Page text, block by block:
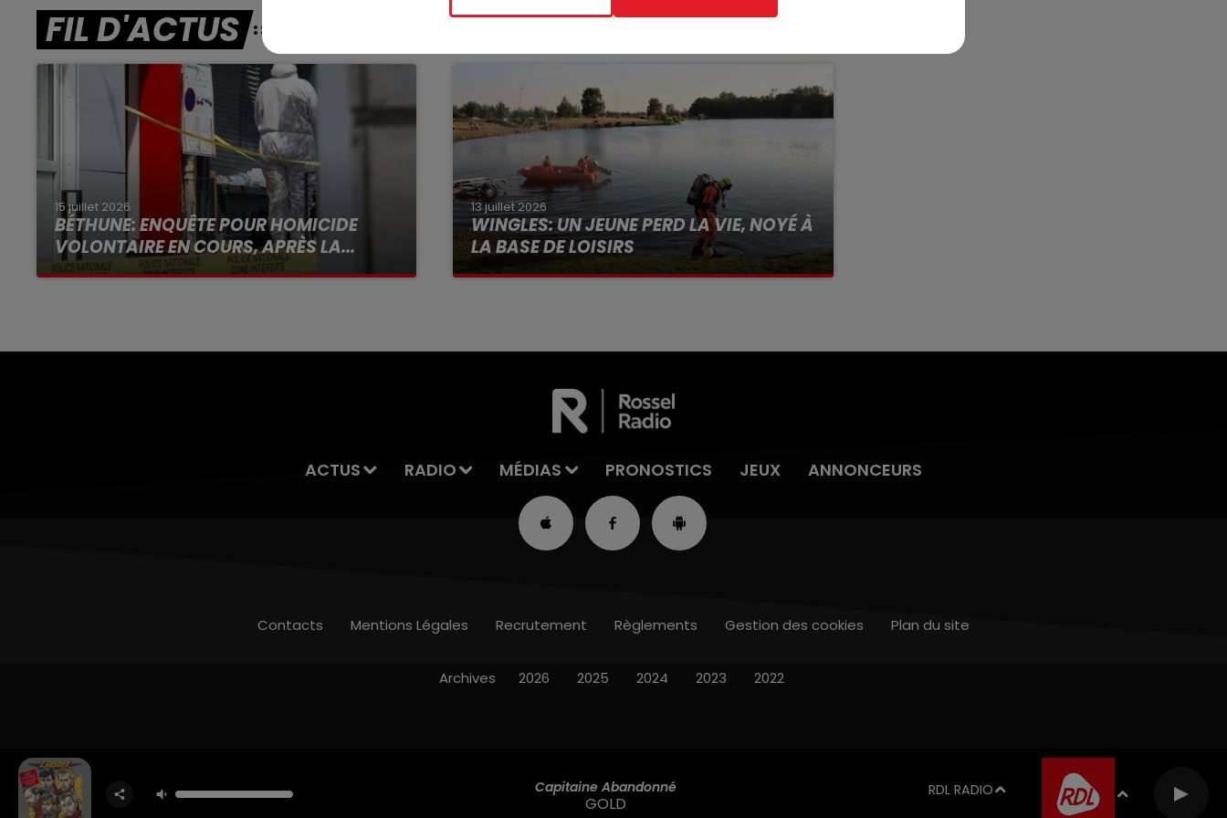
FIL D'ACTUS
15 juillet 2026
BÉTHUNE: ENQUÊTE POUR HOMICIDE
VOLONTAIRE EN COURS, APRÈS LA...
Selon les premiers éléments, le logement
13 juillet 2026
WINGLES: UN JEUNE PERD LA VIE, NOYÉ À
LA BASE DE LOISIRS
La victime a coulé à pic
ACTUS RADIO MÉDIAS PRONOSTICS JEUX ANNONCEURS
Capitaine Abandonné
GOLD
RDL RADIO
Contacts Mentions Légales Recrutement Règlements Gestion des cookies Plan du site
Archives 2026 2025 2024 2023 2022